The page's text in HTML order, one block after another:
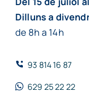
Dilluns a
de 8h a 14h
93 814 16 87
629 25 22 22